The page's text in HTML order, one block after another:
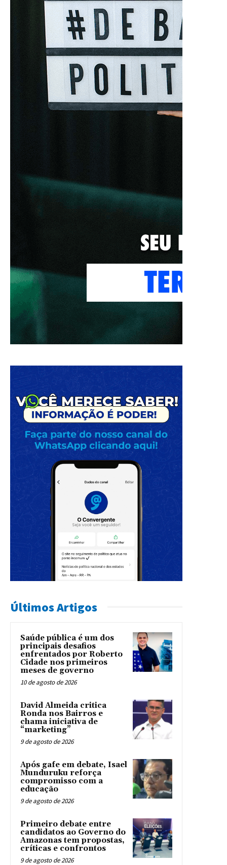
Últimos Artigos
Saúde pública é um dos
principais desafios
enfrentados por Roberto
Cidade nos primeiros
meses de governo
10 de agosto de 2026
David Almeida critica
Ronda nos Bairros e
chama iniciativa de
“marketing”
9 de agosto de 2026
Após gafe em debate, Isael
Munduruku reforça
compromisso com a
educação
9 de agosto de 2026
Primeiro debate entre
candidatos ao Governo do
Amazonas tem propostas,
críticas e confrontos
9 de agosto de 2026